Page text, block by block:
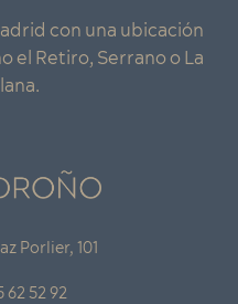
con una ubicación
el Retiro, Serrano o La
Porlier, 101
62 52 92